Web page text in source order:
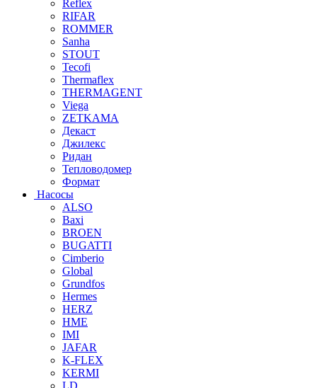
Reflex
RIFAR
ROMMER
Sanha
STOUT
Tecofi
Thermaflex
THERMAGENT
Viega
ZETKAMA
Декаст
Джилекс
Ридан
Тепловодомер
Формат
Насосы
ALSO
Baxi
BROEN
BUGATTI
Cimberio
Global
Grundfos
Hermes
HERZ
HME
IMI
JAFAR
K-FLEX
KERMI
LD